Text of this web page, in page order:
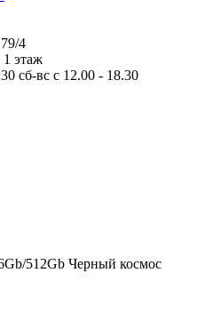
4
1 этаж
сб-вс с 12.00 - 18.30
512Gb Черный космос